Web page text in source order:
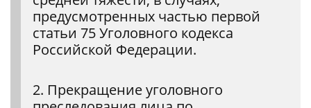
предусмотренных частью первой
статьи 75 Уголовного кодекса
Российской Федерации.
2. Прекращение уголовного